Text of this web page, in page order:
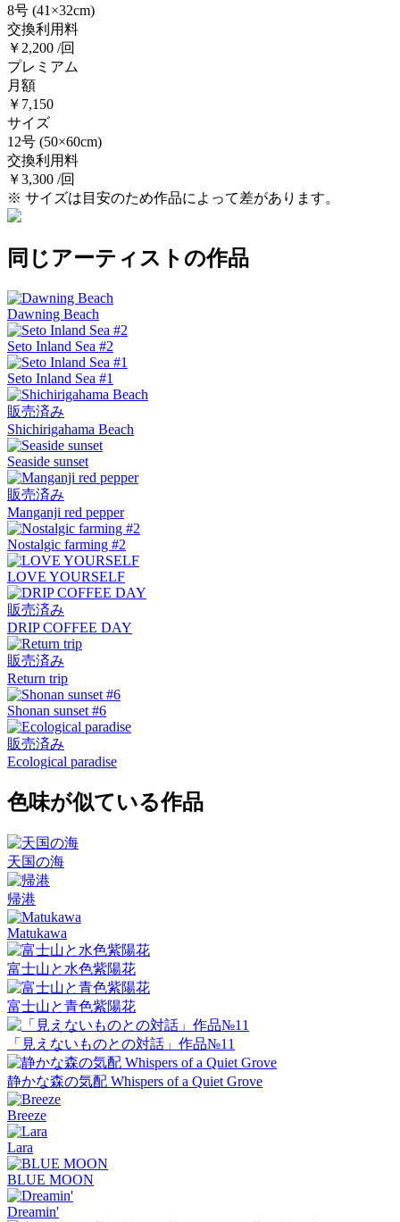
8号 (41×32cm)
交換利用料
￥2,200 /回
プレミアム
月額
￥7,150
サイズ
12号 (50×60cm)
交換利用料
￥3,300 /回
※ サイズは目安のため作品によって差があります。
同じアーティストの作品
Dawning Beach
Seto Inland Sea #2
Seto Inland Sea #1
販売済み
Shichirigahama Beach
Seaside sunset
販売済み
Manganji red pepper
Nostalgic farming #2
LOVE YOURSELF
販売済み
DRIP COFFEE DAY
販売済み
Return trip
Shonan sunset #6
販売済み
Ecological paradise
色味が似ている作品
天国の海
帰港
Matukawa
富士山と水色紫陽花
富士山と青色紫陽花
「見えないものとの対話」作品№11
静かな森の気配 Whispers of a Quiet Grove
Breeze
Lara
BLUE MOON
Dreamin'